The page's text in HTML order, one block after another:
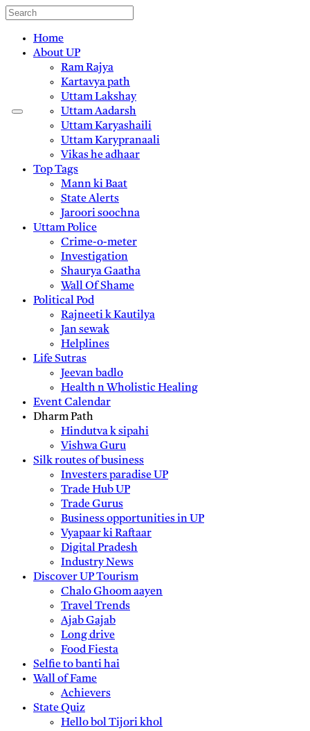
Home
About UP
Ram Rajya
Kartavya path
Uttam Lakshay
Uttam Aadarsh
Uttam Karyashaili
Uttam Karypranaali
Vikas he adhaar
Top Tags
Mann ki Baat
State Alerts
Jaroori soochna
Uttam Police
Crime-o-meter
Investigation
Shaurya Gaatha
Wall Of Shame
Political Pod
Rajneeti k Kautilya
Jan sewak
Helplines
Life Sutras
Jeevan badlo
Health n Wholistic Healing
Event Calendar
Dharm Path
Hindutva k sipahi
Vishwa Guru
Silk routes of business
Investers paradise UP
Trade Hub UP
Trade Gurus
Business opportunities in UP
Vyapaar ki Raftaar
Digital Pradesh
Industry News
Discover UP Tourism
Chalo Ghoom aayen
Travel Trends
Ajab Gajab
Long drive
Food Fiesta
Selfie to banti hai
Wall of Fame
Achievers
State Quiz
Hello bol Tijori khol